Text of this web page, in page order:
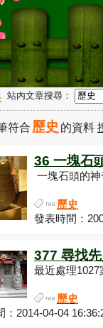
站內文章搜尋：
符合 歷史 的資料
36 一塊石
一塊石頭的
歷史
發表時間：
377 尋找
最近處理1027
歷史
：2014-04-04